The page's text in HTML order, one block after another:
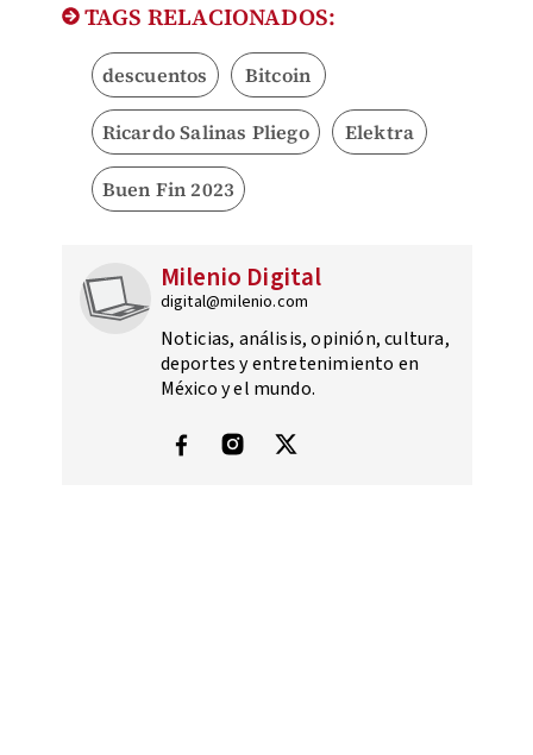
TAGS RELACIONADOS:
descuentos Bitcoin
Ricardo Salinas Pliego Elektra
Buen Fin 2023
Milenio Digital
digital@milenio.com
Noticias, análisis, opinión, cultura,
deportes y entretenimiento en
México y el mundo.